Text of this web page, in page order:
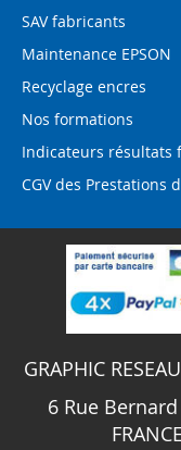
SAV fabricants
Maintenance EPSON
Recyclage encres
Nos formations
Indicateurs résultats
CGV des Prestations
GRAPHIC
6 Rue